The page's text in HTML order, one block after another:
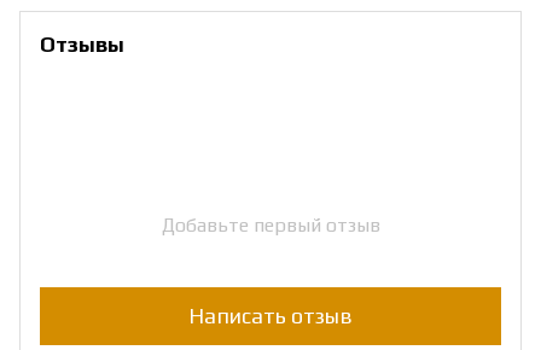
Отзывы
Добавьте первый отзыв
Написать отзыв